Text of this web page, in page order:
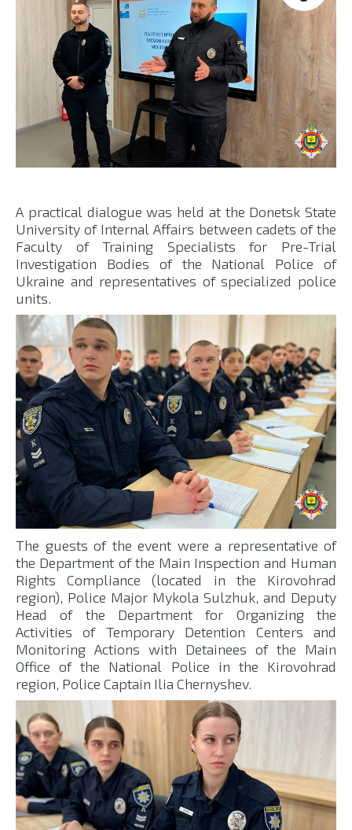
A practical dialogue was held at the Donetsk State
University of Internal Affairs between cadets of the
Faculty of Training Specialists for Pre-Trial
Investigation Bodies of the National Police of
Ukraine and representatives of specialized police
units.
The guests of the event were a representative of
the Department of the Main Inspection and Human
Rights Compliance (located in the Kirovohrad
region), Police Major Mykola Sulzhuk, and Deputy
Head of the Department for Organizing the
Activities of Temporary Detention Centers and
Monitoring Actions with Detainees of the Main
Office of the National Police in the Kirovohrad
region, Police Captain Ilia Chernyshev.